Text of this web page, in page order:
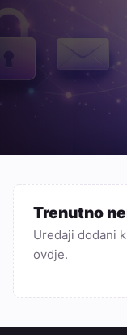
Trenutno
Uredaji dodani
ovdje.